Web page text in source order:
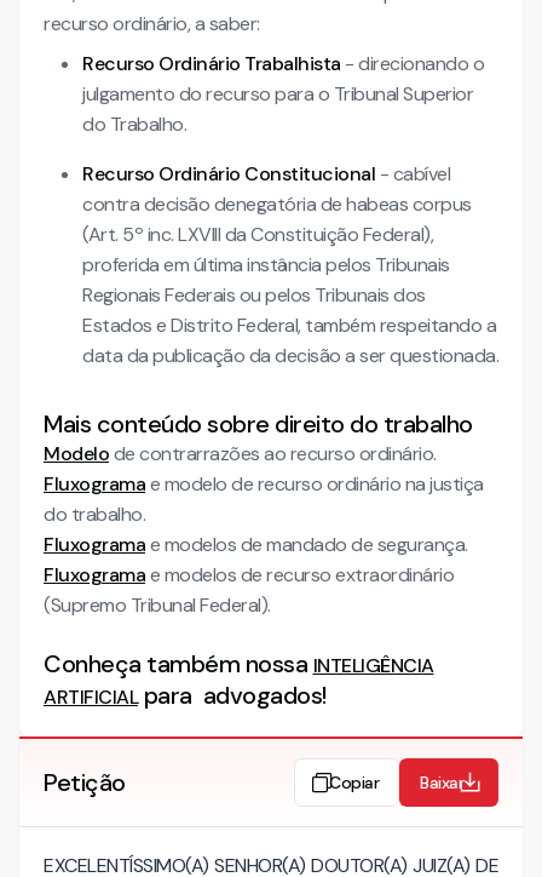
recurso ordinário, a saber:
Recurso Ordinário Trabalhista - direcionando o
julgamento do recurso para o Tribunal Superior
do Trabalho.
Recurso Ordinário Constitucional - cabível
contra decisão denegatória de habeas corpus
(Art. 5º inc. LXVIII da Constituição Federal),
proferida em última instância pelos Tribunais
Regionais Federais ou pelos Tribunais dos
Estados e Distrito Federal, também respeitando a
data da publicação da decisão a ser questionada.
Mais conteúdo sobre direito do trabalho
Modelode contrarrazões ao recurso ordinário.
Fluxogramae modelo de recurso ordinário na justiça
do trabalho.
Fluxogramae modelos de mandado de segurança.
Fluxogramae modelos de recurso extraordinário
(Supremo Tribunal Federal).
Conheça também nossa INTELIGÊNCIA
ARTIFICIALpara advogados!
Petição Copiar Baixar
EXCELENTÍSSIMO(A) SENHOR(A) DOUTOR(A) JUIZ(A) DE